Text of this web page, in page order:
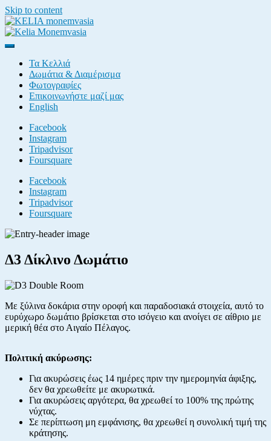
Skip to content
Τα Κελλιά
Δωμάτια & Διαμέρισμα
Φωτογραφίες
Επικοινωνήστε μαζί μας
English
Facebook
Instagram
Tripadvisor
Foursquare
Facebook
Instagram
Tripadvisor
Foursquare
Δ3 Δίκλινο Δωμάτιο
Με ξύλινα δοκάρια στην οροφή και παραδοσιακά στοιχεία, αυτό το
ευρύχωρο δωμάτιο βρίσκεται στο ισόγειο και ανοίγει σε αίθριο με
μερική θέα στο Αιγαίο Πέλαγος.
Πολιτική ακύρωσης:
Για ακυρώσεις έως 14 ημέρες πριν την ημερομηνία άφιξης,
δεν θα χρεωθείτε με ακυρωτικά.
Για ακυρώσεις αργότερα, θα χρεωθεί το 100% της πρώτης
νύχτας.
Σε περίπτωση μη εμφάνισης, θα χρεωθεί η συνολική τιμή της
κράτησης.